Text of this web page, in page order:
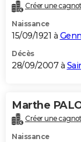
Créer une
Naissance
15/09/1921 à
Décès
28/09/2007 à
Marthe
Créer une
Naissance